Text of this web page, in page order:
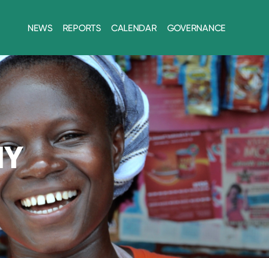
NEWS REPORTS CALENDAR GOVERNANCE